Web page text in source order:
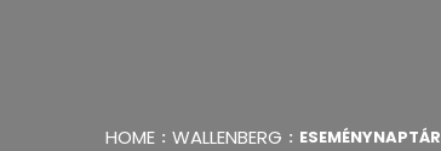
HOME WALLENBERG ESEMÉNYNAPTÁR